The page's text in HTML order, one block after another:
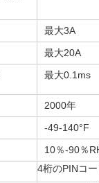
最大3A
最大20A
最大0.1ms
2000年
-49-140°F
10％-90％
4桁のPINコー